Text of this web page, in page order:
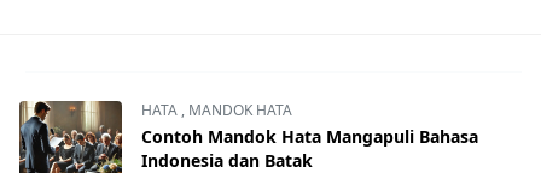
HATA , MANDOK HATA
Contoh Mandok Hata Mangapuli Bahasa
Indonesia dan Batak